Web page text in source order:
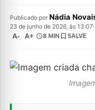
Publicado por Nádia
23 de junho de 2026, às 13:07·
A- A+ 8 MIN SALVE